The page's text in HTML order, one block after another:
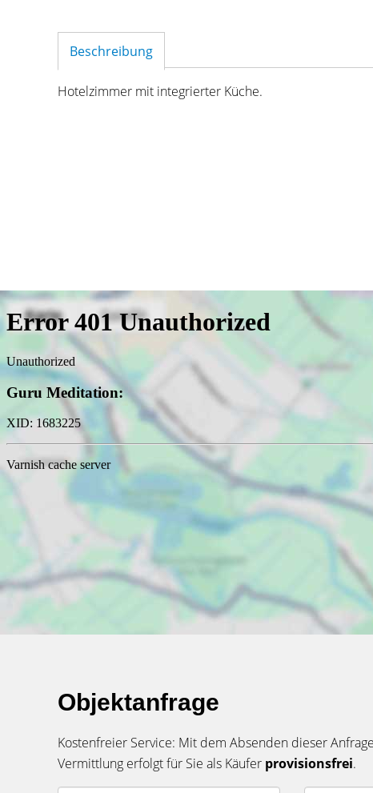
Beschreibung
Hotelzimmer mit integrierter Küche.
Objektanfrage
Kostenfreier Service: Mit dem Absenden dieser
Vermittlung erfolgt für Sie als Käufer provisionsfrei.